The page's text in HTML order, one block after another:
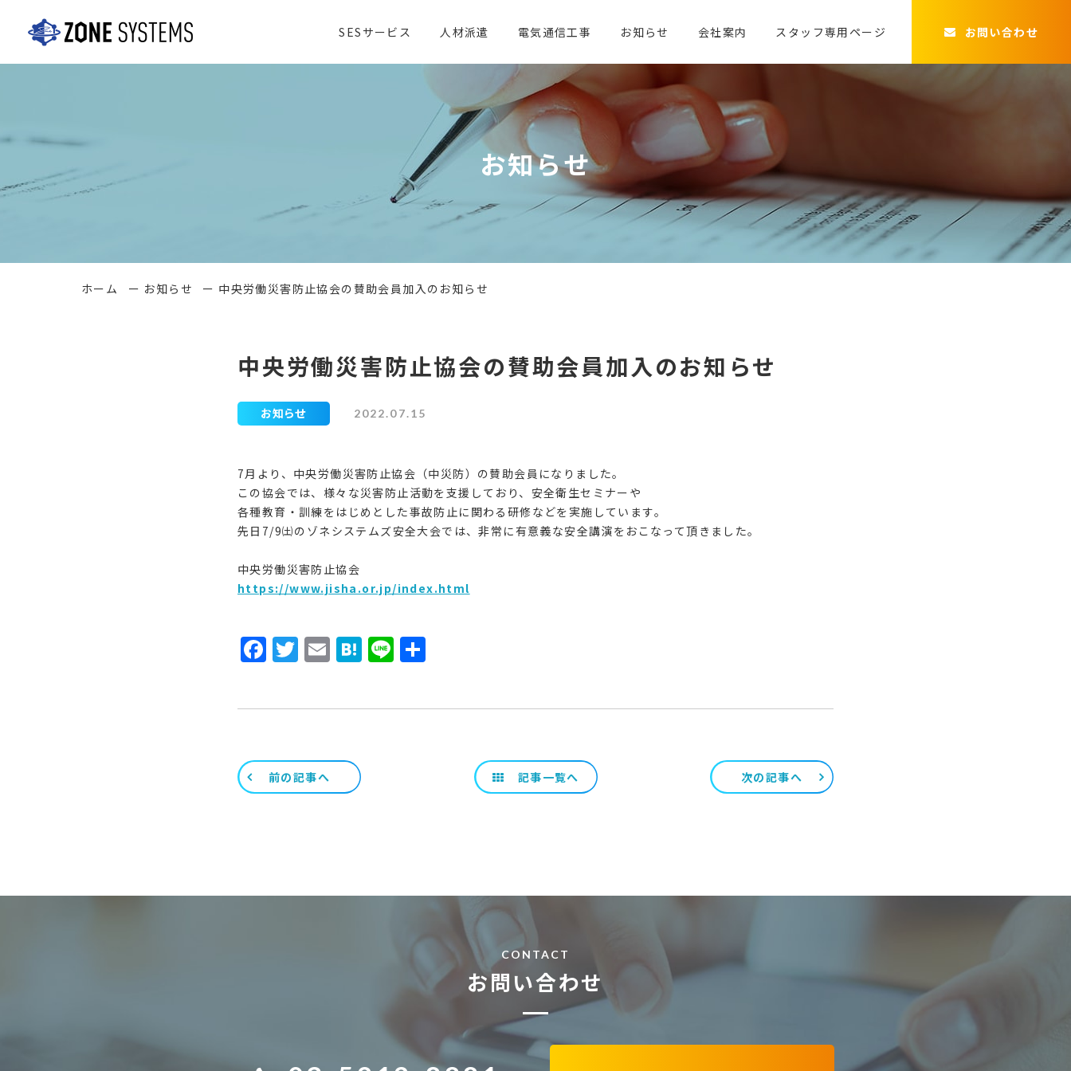
SESサービス 人材派遣 電気通信工事 お知らせ 会社案内 スタッフ専用ページ お問い合わせ
お知らせ
ホーム ー お知らせ ー 中央労働災害防止協会の賛助会員加入のお知らせ
中央労働災害防止協会の賛助会員加入のお知らせ
お知らせ 2022.07.15
7月より、中央労働災害防止協会（中災防）の賛助会員になりました。
この協会では、様々な災害防止活動を支援しており、安全衛生セミナーや
各種教育・訓練をはじめとした事故防止に関わる研修などを実施しています。
先日 7/9㈯のゾネシステムズ安全大会では、非常に有意義な安全講演をおこなって頂きました。
中央労働災害防止協会
https://www.jisha.or.jp/index.html
Facebook
Twitter
Email
Hatena
Line
前の記事へ 記事一覧へ 次の記事へ
CONTACT
お問い合わせ